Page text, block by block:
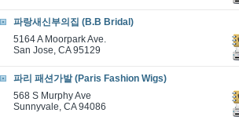
파랑새신부의집 (B.B Bridal)
5164 A Moorpark Ave.
San Jose, CA 95129
파리 패션가발 (Paris Fashion Wigs)
568 S Murphy Ave
Sunnyvale, CA 94086